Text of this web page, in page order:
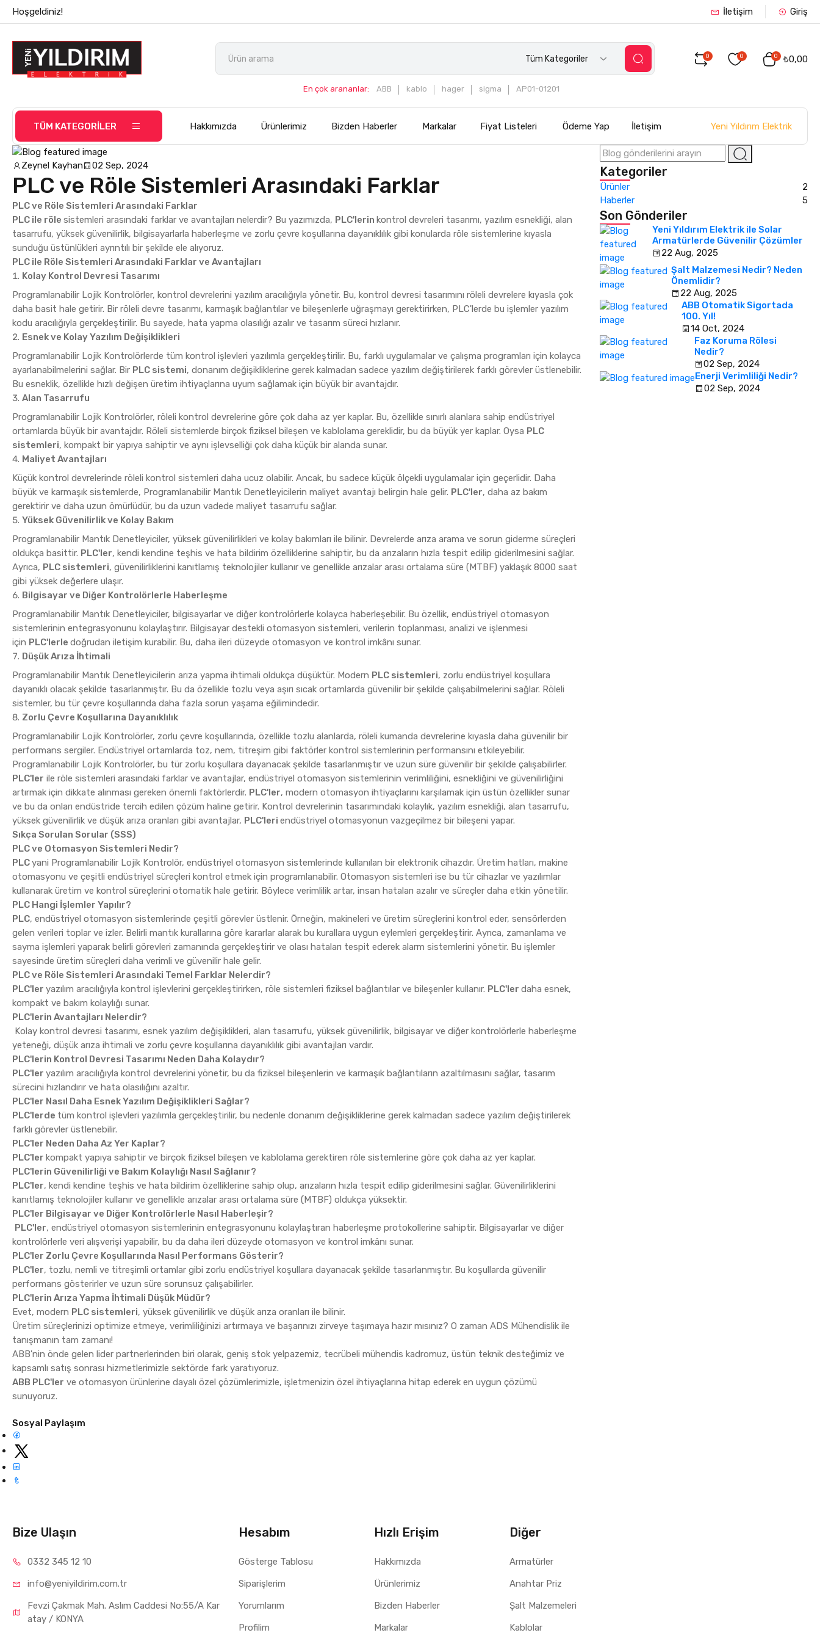
Hoşgeldiniz! İletişim Giriş
Tüm Kategoriler
En çok arananlar: ABB kablo hager sigma AP01-01201
0 0 0 ₺0,00
TÜM KATEGORİLER Hakkımızda Ürünlerimiz Bizden Haberler Markalar Fiyat Listeleri Ödeme Yap İletişim Yeni Yıldırım Elektrik
Zeynel Kayhan 02 Sep, 2024
PLC ve Röle Sistemleri Arasındaki Farklar
PLC ve Röle Sistemleri Arasındaki Farklar
PLC ile rölesistemleri arasındaki farklar ve avantajları nelerdir? Bu yazımızda, PLC'lerinkontrol devreleri tasarımı, yazılım esnekliği, alan
tasarrufu, yüksek güvenilirlik, bilgisayarlarla haberleşme ve zorlu çevre koşullarına dayanıklılık gibi konularda röle sistemlerine kıyasla
sunduğu üstünlükleri ayrıntılı bir şekilde ele alıyoruz.
PLC ile Röle Sistemleri Arasındaki Farklar ve Avantajları
Kolay Kontrol Devresi Tasarımı
Programlanabilir Lojik Kontrolörler, kontrol devrelerini yazılım aracılığıyla yönetir. Bu, kontrol devresi tasarımını röleli devrelere kıyasla çok
daha basit hale getirir. Bir röleli devre tasarımı, karmaşık bağlantılar ve bileşenlerle uğraşmayı gerektirirken, PLC'lerde bu işlemler yazılım
kodu aracılığıyla gerçekleştirilir. Bu sayede, hata yapma olasılığı azalır ve tasarım süreci hızlanır.
Esnek ve Kolay Yazılım Değişiklikleri
Programlanabilir Lojik Kontrolörlerde tüm kontrol işlevleri yazılımla gerçekleştirilir. Bu, farklı uygulamalar ve çalışma programları için kolayca
ayarlanabilmelerini sağlar. Bir PLC sistemi, donanım değişikliklerine gerek kalmadan sadece yazılım değiştirilerek farklı görevler üstlenebilir.
Bu esneklik, özellikle hızlı değişen üretim ihtiyaçlarına uyum sağlamak için büyük bir avantajdır.
Alan Tasarrufu
Programlanabilir Lojik Kontrolörler, röleli kontrol devrelerine göre çok daha az yer kaplar. Bu, özellikle sınırlı alanlara sahip endüstriyel
ortamlarda büyük bir avantajdır. Röleli sistemlerde birçok fiziksel bileşen ve kablolama gereklidir, bu da büyük yer kaplar. Oysa PLC
sistemleri, kompakt bir yapıya sahiptir ve aynı işlevselliği çok daha küçük bir alanda sunar.
Maliyet Avantajları
Küçük kontrol devrelerinde röleli kontrol sistemleri daha ucuz olabilir. Ancak, bu sadece küçük ölçekli uygulamalar için geçerlidir. Daha
büyük ve karmaşık sistemlerde, Programlanabilir Mantık Denetleyicilerin maliyet avantajı belirgin hale gelir. PLC'ler, daha az bakım
gerektirir ve daha uzun ömürlüdür, bu da uzun vadede maliyet tasarrufu sağlar.
Yüksek Güvenilirlik ve Kolay Bakım
Programlanabilir Mantık Denetleyiciler, yüksek güvenilirlikleri ve kolay bakımları ile bilinir. Devrelerde arıza arama ve sorun giderme süreçleri
oldukça basittir. PLC'ler, kendi kendine teşhis ve hata bildirim özelliklerine sahiptir, bu da arızaların hızla tespit edilip giderilmesini sağlar.
Ayrıca, PLC sistemleri, güvenilirliklerini kanıtlamış teknolojiler kullanır ve genellikle arızalar arası ortalama süre (MTBF) yaklaşık 8000 saat
gibi yüksek değerlere ulaşır.
Bilgisayar ve Diğer Kontrolörlerle Haberleşme
Programlanabilir Mantık Denetleyiciler, bilgisayarlar ve diğer kontrolörlerle kolayca haberleşebilir. Bu özellik, endüstriyel otomasyon
sistemlerinin entegrasyonunu kolaylaştırır. Bilgisayar destekli otomasyon sistemleri, verilerin toplanması, analizi ve işlenmesi
için PLC'lerledoğrudan iletişim kurabilir. Bu, daha ileri düzeyde otomasyon ve kontrol imkânı sunar.
Düşük Arıza İhtimali
Programlanabilir Mantık Denetleyicilerin arıza yapma ihtimali oldukça düşüktür. Modern PLC sistemleri, zorlu endüstriyel koşullara
dayanıklı olacak şekilde tasarlanmıştır. Bu da özellikle tozlu veya aşırı sıcak ortamlarda güvenilir bir şekilde çalışabilmelerini sağlar. Röleli
sistemler, bu tür çevre koşullarında daha fazla sorun yaşama eğilimindedir.
Zorlu Çevre Koşullarına Dayanıklılık
Programlanabilir Lojik Kontrolörler, zorlu çevre koşullarında, özellikle tozlu alanlarda, röleli kumanda devrelerine kıyasla daha güvenilir bir
performans sergiler. Endüstriyel ortamlarda toz, nem, titreşim gibi faktörler kontrol sistemlerinin performansını etkileyebilir.
Programlanabilir Lojik Kontrolörler, bu tür zorlu koşullara dayanacak şekilde tasarlanmıştır ve uzun süre güvenilir bir şekilde çalışabilirler.
PLC'ler ile röle sistemleri arasındaki farklar ve avantajlar, endüstriyel otomasyon sistemlerinin verimliliğini, esnekliğini ve güvenilirliğini
artırmak için dikkate alınması gereken önemli faktörlerdir. PLC'ler, modern otomasyon ihtiyaçlarını karşılamak için üstün özellikler sunar
ve bu da onları endüstride tercih edilen çözüm haline getirir. Kontrol devrelerinin tasarımındaki kolaylık, yazılım esnekliği, alan tasarrufu,
yüksek güvenilirlik ve düşük arıza oranları gibi avantajlar, PLC'leriendüstriyel otomasyonun vazgeçilmez bir bileşeni yapar.
Sıkça Sorulan Sorular (SSS)
PLC ve Otomasyon Sistemleri Nedir?
PLCyani Programlanabilir Lojik Kontrolör, endüstriyel otomasyon sistemlerinde kullanılan bir elektronik cihazdır. Üretim hatları, makine
otomasyonu ve çeşitli endüstriyel süreçleri kontrol etmek için programlanabilir. Otomasyon sistemleri ise bu tür cihazlar ve yazılımlar
kullanarak üretim ve kontrol süreçlerini otomatik hale getirir. Böylece verimlilik artar, insan hataları azalır ve süreçler daha etkin yönetilir.
PLC Hangi İşlemler Yapılır?
PLC, endüstriyel otomasyon sistemlerinde çeşitli görevler üstlenir. Örneğin, makineleri ve üretim süreçlerini kontrol eder, sensörlerden
gelen verileri toplar ve izler. Belirli mantık kurallarına göre kararlar alarak bu kurallara uygun eylemleri gerçekleştirir. Ayrıca, zamanlama ve
sayma işlemleri yaparak belirli görevleri zamanında gerçekleştirir ve olası hataları tespit ederek alarm sistemlerini yönetir. Bu işlemler
sayesinde üretim süreçleri daha verimli ve güvenilir hale gelir.
PLC ve Röle Sistemleri Arasındaki Temel Farklar Nelerdir?
PLC'leryazılım aracılığıyla kontrol işlevlerini gerçekleştirirken, röle sistemleri fiziksel bağlantılar ve bileşenler kullanır. PLC'lerdaha esnek,
kompakt ve bakım kolaylığı sunar.
PLC'lerin Avantajları Nelerdir?
Kolay kontrol devresi tasarımı, esnek yazılım değişiklikleri, alan tasarrufu, yüksek güvenilirlik, bilgisayar ve diğer kontrolörlerle haberleşme
yeteneği, düşük arıza ihtimali ve zorlu çevre koşullarına dayanıklılık gibi avantajları vardır.
PLC'lerin Kontrol Devresi Tasarımı Neden Daha Kolaydır?
PLC'leryazılım aracılığıyla kontrol devrelerini yönetir, bu da fiziksel bileşenlerin ve karmaşık bağlantıların azaltılmasını sağlar, tasarım
sürecini hızlandırır ve hata olasılığını azaltır.
PLC'ler Nasıl Daha Esnek Yazılım Değişiklikleri Sağlar?
PLC'lerde tüm kontrol işlevleri yazılımla gerçekleştirilir, bu nedenle donanım değişikliklerine gerek kalmadan sadece yazılım değiştirilerek
farklı görevler üstlenebilir.
PLC'ler Neden Daha Az Yer Kaplar?
PLC'lerkompakt yapıya sahiptir ve birçok fiziksel bileşen ve kablolama gerektiren röle sistemlerine göre çok daha az yer kaplar.
PLC'lerin Güvenilirliği ve Bakım Kolaylığı Nasıl Sağlanır?
PLC'ler, kendi kendine teşhis ve hata bildirim özelliklerine sahip olup, arızaların hızla tespit edilip giderilmesini sağlar. Güvenilirliklerini
kanıtlamış teknolojiler kullanır ve genellikle arızalar arası ortalama süre (MTBF) oldukça yüksektir.
PLC'ler Bilgisayar ve Diğer Kontrolörlerle Nasıl Haberleşir?
PLC'ler, endüstriyel otomasyon sistemlerinin entegrasyonunu kolaylaştıran haberleşme protokollerine sahiptir. Bilgisayarlar ve diğer
kontrolörlerle veri alışverişi yapabilir, bu da daha ileri düzeyde otomasyon ve kontrol imkânı sunar.
PLC'ler Zorlu Çevre Koşullarında Nasıl Performans Gösterir?
PLC'ler, tozlu, nemli ve titreşimli ortamlar gibi zorlu endüstriyel koşullara dayanacak şekilde tasarlanmıştır. Bu koşullarda güvenilir
performans gösterirler ve uzun süre sorunsuz çalışabilirler.
PLC'lerin Arıza Yapma İhtimali Düşük Müdür?
Evet, modern PLC sistemleri, yüksek güvenilirlik ve düşük arıza oranları ile bilinir.
Üretim süreçlerinizi optimize etmeye, verimliliğinizi artırmaya ve başarınızı zirveye taşımaya hazır mısınız? O zaman ADS Mühendislik ile
tanışmanın tam zamanı!
ABB'nin önde gelen lider partnerlerinden biri olarak, geniş stok yelpazemiz, tecrübeli mühendis kadromuz, üstün teknik desteğimiz ve
kapsamlı satış sonrası hizmetlerimizle sektörde fark yaratıyoruz.
ABB PLC'ler ve otomasyon ürünlerine dayalı özel çözümlerimizle, işletmenizin özel ihtiyaçlarına hitap ederek en uygun çözümü
sunuyoruz.
Sosyal Paylaşım
Kategoriler
Ürünler
2
Haberler
5
Son Gönderiler
Yeni Yıldırım Elektrik ile Solar
Armatürlerde Güvenilir Çözümler
22 Aug, 2025
Şalt Malzemesi Nedir? Neden
Önemlidir?
22 Aug, 2025
ABB Otomatik Sigortada
100. Yıl!
14 Oct, 2024
Faz Koruma Rölesi
Nedir?
02 Sep, 2024
Enerji Verimliliği Nedir?
02 Sep, 2024
Bize Ulaşın
0332 345 12 10
info@yeniyildirim.com.tr
Fevzi Çakmak Mah. Aslım Caddesi No:55/A Kar
atay / KONYA
Hesabım
Gösterge Tablosu
Siparişlerim
Yorumlarım
Profilim
Hızlı Erişim
Hakkımızda
Ürünlerimiz
Bizden Haberler
Markalar
Diğer
Armatürler
Anahtar Priz
Şalt Malzemeleri
Kablolar